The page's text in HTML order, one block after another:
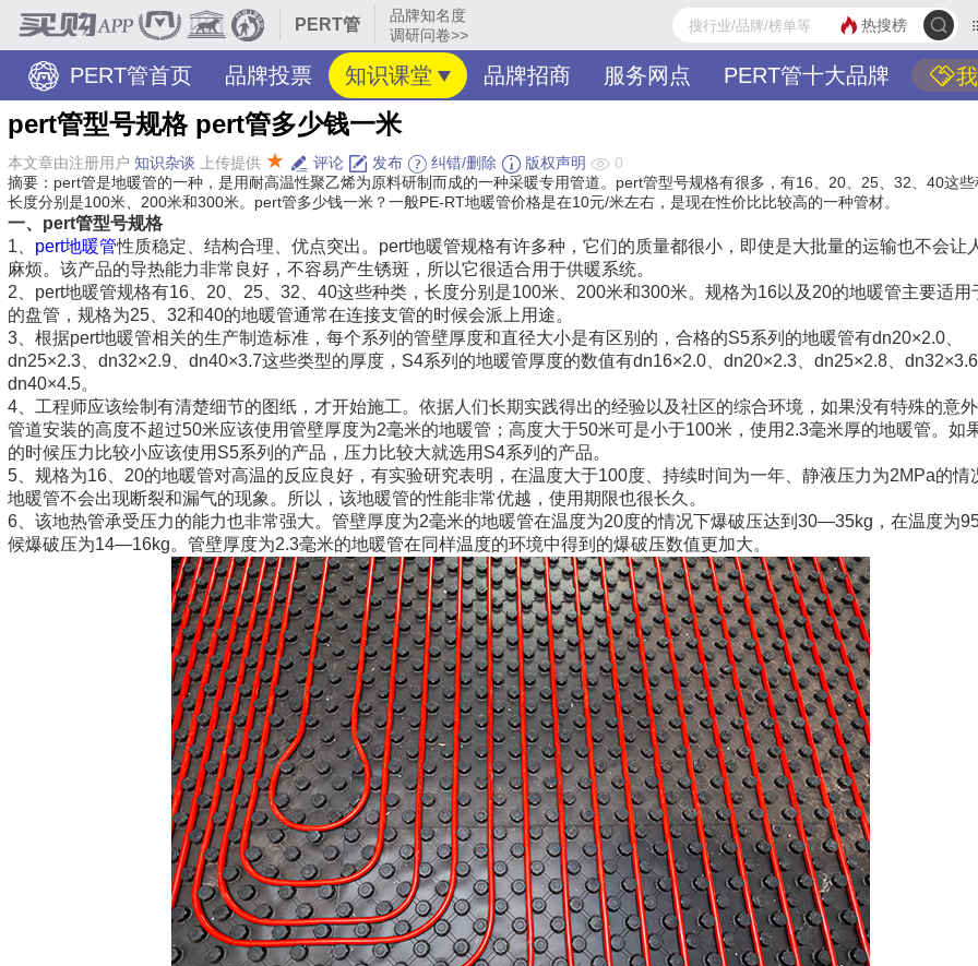
PERT管
品牌知名度
调研问卷>>
热搜榜
PERT管首页 品牌投票 知识课堂 品牌招商 服务网点 PERT管十大品牌
pert管型号规格 pert管多少钱一米
本文章由注册用户 知识杂谈 上传提供 ★ 评论 发布 纠错/删除 版权声明
0
摘要：pert管是地暖管的一种，是用耐高温性聚乙烯为原料研制而成的一种采暖专用管道。pert管型号规格有很多，有16、20、25、32、40这
长度分别是100米、200米和300米。pert管多少钱一米？一般PE-RT地暖管价格是在10元/米左右，是现在性价比比较高的一种管材。
一、pert管型号规格
1、 pert地暖管性质稳定、结构合理、优点突出。pert地暖管规格有许多种，它们的质量都很小，即使是大批量的运输也不会让
麻烦。该产品的导热能力非常良好，不容易产生锈斑，所以它很适合用于供暖系统。
2、pert地暖管规格有16、20、25、32、40这些种类，长度分别是100米、200米和300米。规格为16以及20的地暖管主要适用
的盘管，规格为25、32和40的地暖管通常在连接支管的时候会派上用途。
3、根据pert地暖管相关的生产制造标准，每个系列的管壁厚度和直径大小是有区别的，合格的S5系列的地暖管有dn20×2.0、
dn25×2.3、dn32×2.9、dn40×3.7这些类型的厚度，S4系列的地暖管厚度的数值有dn16×2.0、dn20×2.3、dn25×2.8、
dn40×4.5。
4、工程师应该绘制有清楚细节的图纸，才开始施工。依据人们长期实践得出的经验以及社区的综合环境，如果没有特殊的意
管道安装的高度不超过50米应该使用管壁厚度为2毫米的地暖管；高度大于50米可是小于100米，使用2.3毫米厚的地暖管。如
的时候压力比较小应该使用S5系列的产品，压力比较大就选用S4系列的产品。
5、规格为16、20的地暖管对高温的反应良好，有实验研究表明，在温度大于100度、持续时间为一年、静液压力为2MPa的情
地暖管不会出现断裂和漏气的现象。所以，该地暖管的性能非常优越，使用期限也很长久。
6、该地热管承受压力的能力也非常强大。管壁厚度为2毫米的地暖管在温度为20度的情况下爆破压达到30—35kg，在温度为
候爆破压为14—16kg。管壁厚度为2.3毫米的地暖管在同样温度的环境中得到的爆破压数值更加大。